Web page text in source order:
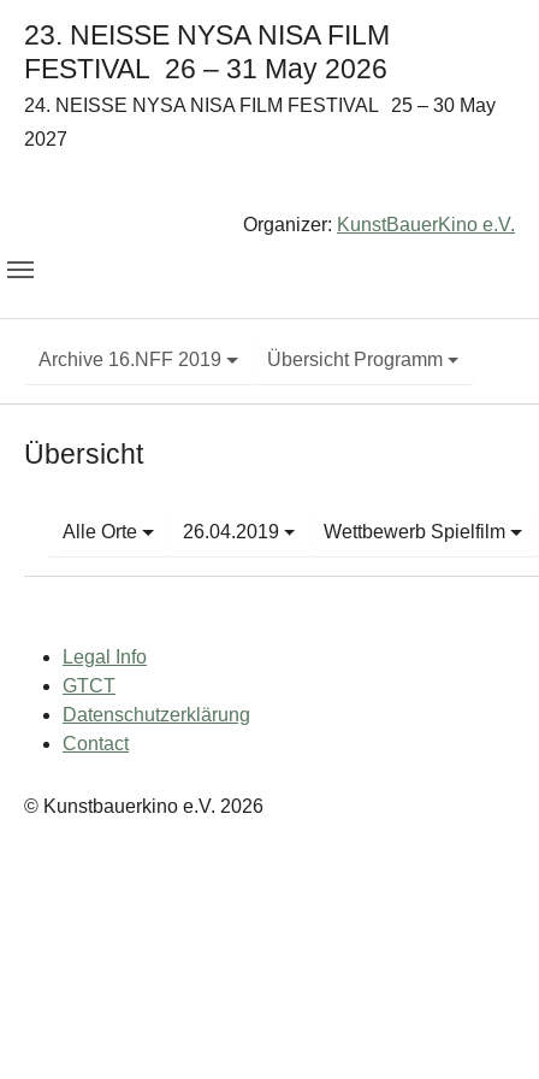
23. NEISSE NYSA NISA FILM
FESTIVAL 26 – 31 May 2026
24. NEISSE NYSA NISA FILM FESTIVAL
25 – 30 May
2027
Organizer: KunstBauerKino e.V.
Archive 16.NFF 2019 Übersicht Programm
Übersicht
Alle Orte 26.04.2019 Wettbewerb Spielfilm
Legal Info
GTCT
Datenschutzerklärung
Contact
© Kunstbauerkino e.V. 2026